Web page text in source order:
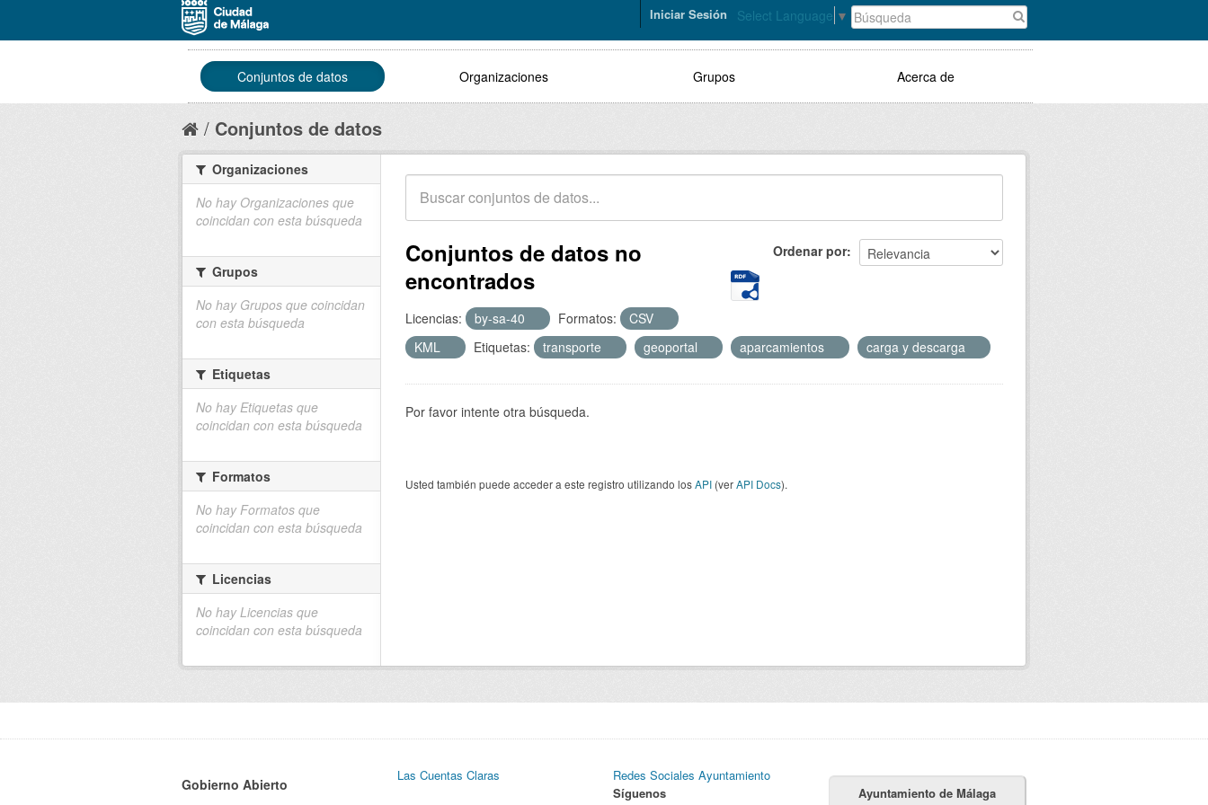
Select Language ▼
Iniciar Sesión
Conjuntos de datos Organizaciones Grupos Acerca de
Conjuntos de datos
Ordenar por
Conjuntos de datos no
encontrados
Licencias: by-sa-40 Formatos:
CSV
KML
Etiquetas: transporte geoportal aparcamientos carga y descarga
Por favor intente otra búsqueda.
Usted también puede acceder a este registro utilizando losAPI (verAPI Docs).
Organizaciones
No hay Organizaciones que
coincidan con esta búsqueda
Grupos
No hay Grupos que coincidan
con esta búsqueda
Etiquetas
No hay Etiquetas que
coincidan con esta búsqueda
Formatos
No hay Formatos que
coincidan con esta búsqueda
Licencias
No hay Licencias que
coincidan con esta búsqueda
Gobierno Abierto
Las Cuentas Claras
Redes Sociales Ayuntamiento
Síguenos
Ayuntamiento de Málaga